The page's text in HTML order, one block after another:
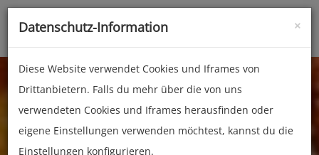
Toggle
×
Datenschutz-Information
Diese Website verwendet Cookies und Iframes von
Drittanbietern. Falls du mehr über die von uns
verwendeten Cookies und Iframes herausfinden oder
eigene Einstellungen verwenden möchtest, kannst du die
Einstellungen konfigurieren.